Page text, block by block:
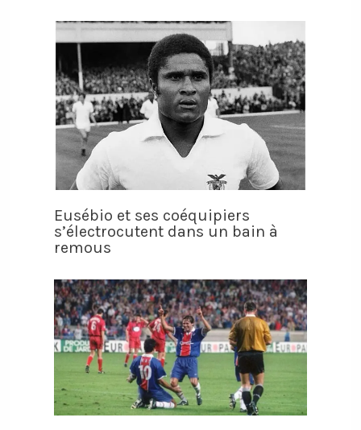
Eusébio et ses coéquipiers
s’électrocutent dans un bain à
remous